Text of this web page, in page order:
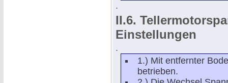
.
II.6.
Einstellungen
.
1.) Mit entfernter
betrieben.